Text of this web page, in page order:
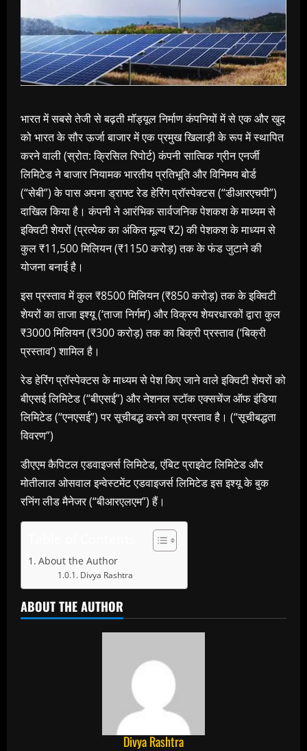
भारत में सबसे तेजी से बढ़ती मॉड्यूल निर्माण कंपनियों में से एक और खुद
को भारत के सौर ऊर्जा बाजार में एक प्रमुख खिलाड़ी के रूप में स्थापित
करने वाली (स्रोत: क्रिसिल रिपोर्ट) कंपनी सात्विक ग्रीन एनर्जी
लिमिटेड ने बाजार नियामक भारतीय प्रतिभूति और विनिमय बोर्ड
(“सेबी”) के पास अपना ड्राफ्ट रेड हेरिंग प्रॉस्पेक्टस (“डीआरएचपी”)
दाखिल किया है। कंपनी ने आरंभिक सार्वजनिक पेशकश के माध्यम से
इक्विटी शेयरों (प्रत्येक का अंकित मूल्य ₹2) की पेशकश के माध्यम से
कुल ₹11,500 मिलियन (₹1150 करोड़) तक के फंड जुटाने की
योजना बनाई है।
इस प्रस्ताव में कुल ₹8500 मिलियन (₹850 करोड़) तक के इक्विटी
शेयरों का ताजा इश्यू (‘ताजा निर्गम’) और विक्रय शेयरधारकों द्वारा कुल
₹3000 मिलियन (₹300 करोड़) तक का बिक्री प्रस्ताव (‘बिक्री
प्रस्ताव’) शामिल है।
रेड हेरिंग प्रॉस्पेक्टस के माध्यम से पेश किए जाने वाले इक्विटी शेयरों को
बीएसई लिमिटेड (“बीएसई”) और नेशनल स्टॉक एक्सचेंज ऑफ इंडिया
लिमिटेड (“एनएसई”) पर सूचीबद्ध करने का प्रस्ताव है। (“सूचीबद्धता
विवरण”)
डीएएम कैपिटल एडवाइजर्स लिमिटेड, एंबिट प्राइवेट लिमिटेड और
मोतीलाल ओसवाल इन्वेस्टमेंट एडवाइजर्स लिमिटेड इस इश्यू के बुक
रनिंग लीड मैनेजर (“बीआरएलएम”) हैं।
About the Author
Divya Rashtra
ABOUT THE AUTHOR
Divya Rashtra